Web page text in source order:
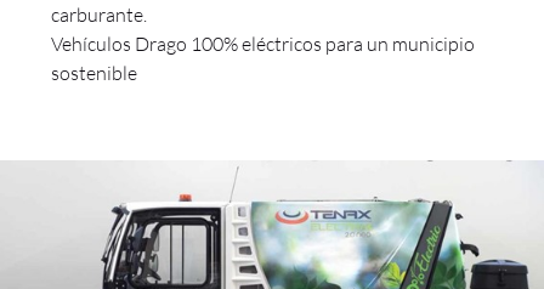
carburante.
Vehículos Drago 100% eléctricos para un municipio
sostenible